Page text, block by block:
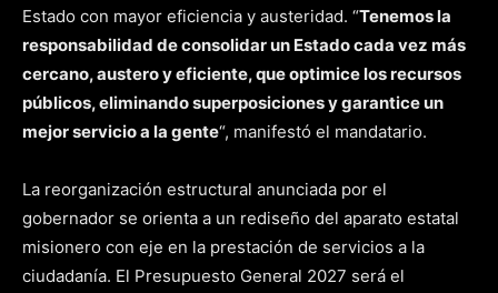
Estado con mayor eficiencia y austeridad. “Tenemos la
responsabilidad de consolidar un Estado cada vez más
cercano, austero y eficiente, que optimice los recursos
públicos, eliminando superposiciones y garantice un
mejor servicio a la gente“, manifestó el mandatario.
La reorganización estructural anunciada por el
gobernador se orienta a un rediseño del aparato estatal
misionero con eje en la prestación de servicios a la
ciudadanía. El Presupuesto General 2027 será el